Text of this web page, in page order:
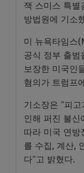
잭 스미스 특별
방법원에 기소
미 뉴욕타임스
공식 정부 출범
보장한 미국인
혐의가 트럼프
기소장은 “피
인해 퍼진 불신
따라 미국 연방
를 수집, 계산,
다”고 밝혔다.